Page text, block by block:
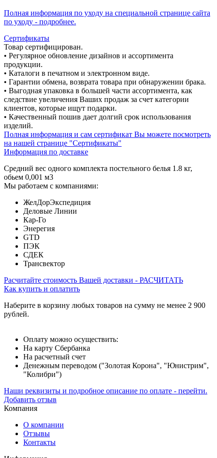
Полная информация по уходу на специальной странице сайта
по уходу - подробнее.
Сертификаты
Товар сертифицирован.
• Регулярное обновление дизайнов и ассортимента
продукции.
• Каталоги в печатном и электронном виде.
• Гарантии обмена, возврата товара при обнаружении брака.
• Выгодная упаковка в большей части ассортимента, как
следствие увеличения Ваших продаж за счет категории
клиентов, которые ищут подарки.
• Качественный пошив дает долгий срок использования
изделий.
Полная информация и сам сертификат Вы можете посмотреть
на нашей странице "Сертификаты"
Информация по доставке
Средний вес одного комплекта постельного белья 1.8 кг,
обьем 0,001 м3
Мы работаем с компаниями:
ЖелДорЭкспедиция
Деловые Линии
Кар-Го
Энерегия
GTD
ПЭК
СДЕК
Трансвектор
Расчитайте стоимость Вашей доставки - РАСЧИТАТЬ
Как купить и оплатить
Наберите в корзину любых товаров на сумму не менее 2 900
рублей.
Оплату можно осуществить:
На карту Сбербанка
На расчетный счет
Денежным переводом ("Золотая Корона", "Юнистрим",
"Колибри")
Наши реквизиты и подробное описание по оплате - перейти.
Добавить отзыв
Компания
О компании
Отзывы
Контакты